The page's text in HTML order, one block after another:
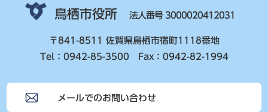
鳥栖市役所 法人番号 3000020412031
〒841-8511 佐賀県鳥栖市宿町1118番地
Tel：0942-85-3500 Fax：0942-82-1994
メールでのお問い合わせ